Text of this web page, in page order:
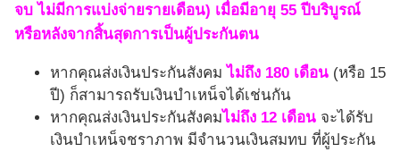
จบ ไม่มีการแบ่งจ่ายรายเดือน) เมื่อมีอายุ 55 ปีบริบูรณ์
หรือหลังจากสิ้นสุดการเป็นผู้ประกันตน
หากคุณส่งเงินประกันสังคมไม่ถึง 180 เดือน (หรือ 15
ปี) ก็สามารถรับเงินบำเหน็จได้เช่นกัน
หากคุณส่งเงินประกันสังคมไม่ถึง 12 เดือน จะได้รับ
เงินบำเหน็จชราภาพ มีจำนวนเงินสมทบ ที่ผู้ประกัน